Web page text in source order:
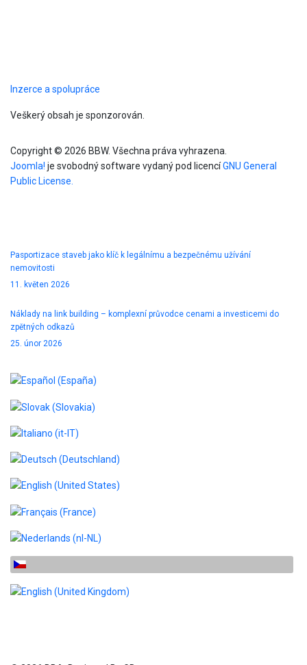
Inzerce a spolupráce
Veškerý obsah je sponzorován.
Copyright © 2026 BBW. Všechna práva vyhrazena.
Joomla! je svobodný software vydaný pod licencíGNU General
Public License.
Pasportizace staveb jako klíč k legálnímu a bezpečnému užívání
nemovitosti
11. květen 2026
Náklady na link building – komplexní průvodce cenami a investicemi do
zpětných odkazů
25. únor 2026
Zvolte jazyk